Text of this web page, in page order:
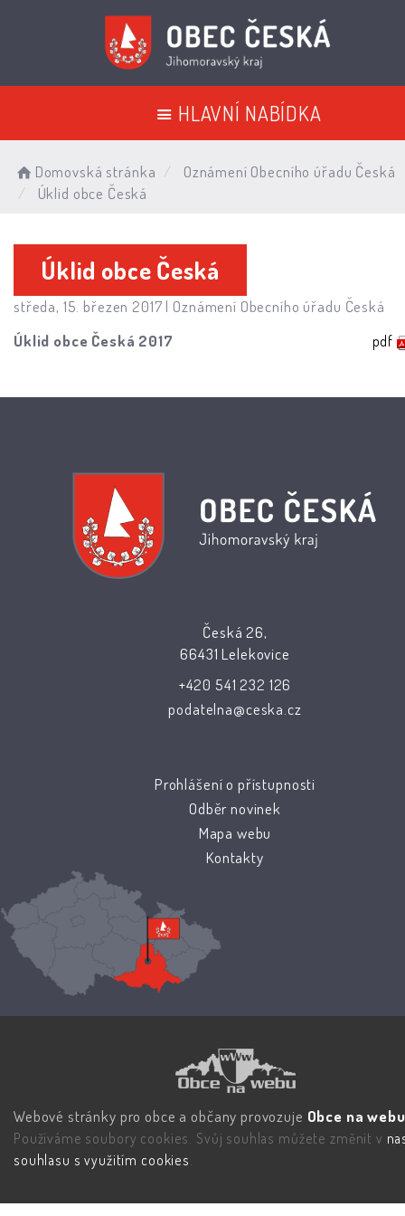
HLAVNÍ NABÍDKA
Domovská stránka
Oznámení Obecního úřadu Česká
Úklid obce Česká
Úklid obce Česká
středa, 15. březen 2017 | Oznámení Obecního úřadu Česká
Úklid obce Česká 2017
pdf
Česká 26,
66431 Lelekovice
+420 541 232 126
podatelna@ceska.cz
Prohlášení o přístupnosti
Odběr novinek
Mapa webu
Kontakty
Webové stránky pro obce a občany provozuje Obce na
Používáme soubory cookies. Svůj souhlas můžete změnit v
souhlasu s využitím cookies.